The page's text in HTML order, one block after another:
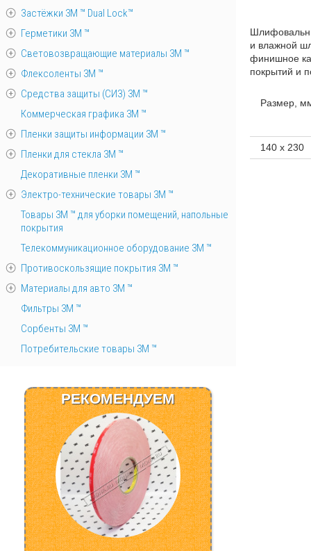
и влажной
финишное
покрытий и
Размер,
140 х 230
Застёжки 3М ™ Dual Lock™
Герметики 3М ™
Световозвращающие материалы 3М ™
Флексоленты 3М ™
Средства защиты (СИЗ) 3M ™
Коммерческая графика 3М ™
Пленки защиты информации 3М ™
Пленки для стекла 3М ™
Декоративные пленки 3М ™
Электро-технические товары 3М ™
Товары 3М ™ для уборки помещений, напольные
покрытия
Телекоммуникационное оборудование 3М ™
Противоскользящие покрытия 3М ™
Материалы для авто 3М ™
Фильтры 3М ™
Сорбенты 3М ™
Потребительские товары 3М ™
РЕКОМЕНДУЕМ